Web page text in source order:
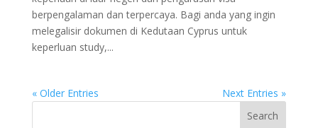
berpengalaman dan terpercaya. Bagi anda yang ingin
melegalisir dokumen di Kedutaan Cyprus untuk
keperluan study,...
« Older Entries
Next Entries »
Search